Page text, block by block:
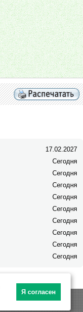
17.02.2027
Сегодня
Сегодня
Сегодня
Сегодня
Сегодня
Сегодня
Сегодня
Сегодня
Сегодня
Я согласен